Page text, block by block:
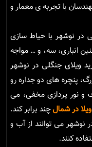
با تجربه ی معمار و
در نوشهر با حیاط سازی
انباری، سه، و … مواجه
ویلای جنگلی در نوشهر
پنچره های دو جداره رو
نور پردازی مخفی، می
در شمالچند برابر کند.
نوشهر می توانند از آب و
کنند.